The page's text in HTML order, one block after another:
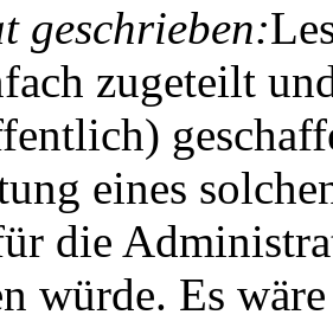
geschrieben:
zugeteilt
eines
die
würde. Es